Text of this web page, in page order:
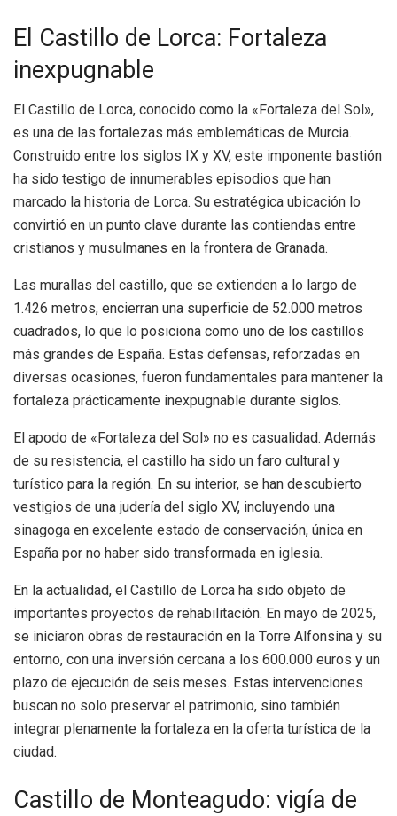
El Castillo de Lorca: Fortaleza
inexpugnable
El Castillo de Lorca, conocido como la «Fortaleza del Sol»,
es una de las fortalezas más emblemáticas de Murcia.
Construido entre los siglos IX y XV, este imponente bastión
ha sido testigo de innumerables episodios que han
marcado la historia de Lorca. Su estratégica ubicación lo
convirtió en un punto clave durante las contiendas entre
cristianos y musulmanes en la frontera de Granada.
Las murallas del castillo, que se extienden a lo largo de
1.426 metros, encierran una superficie de 52.000 metros
cuadrados, lo que lo posiciona como uno de los castillos
más grandes de España. Estas defensas, reforzadas en
diversas ocasiones, fueron fundamentales para mantener la
fortaleza prácticamente inexpugnable durante siglos.
El apodo de «Fortaleza del Sol» no es casualidad. Además
de su resistencia, el castillo ha sido un faro cultural y
turístico para la región. En su interior, se han descubierto
vestigios de una judería del siglo XV, incluyendo una
sinagoga en excelente estado de conservación, única en
España por no haber sido transformada en iglesia.
En la actualidad, el Castillo de Lorca ha sido objeto de
importantes proyectos de rehabilitación. En mayo de 2025,
se iniciaron obras de restauración en la Torre Alfonsina y su
entorno, con una inversión cercana a los 600.000 euros y un
plazo de ejecución de seis meses. Estas intervenciones
buscan no solo preservar el patrimonio, sino también
integrar plenamente la fortaleza en la oferta turística de la
ciudad.
Castillo de Monteagudo: vigía de